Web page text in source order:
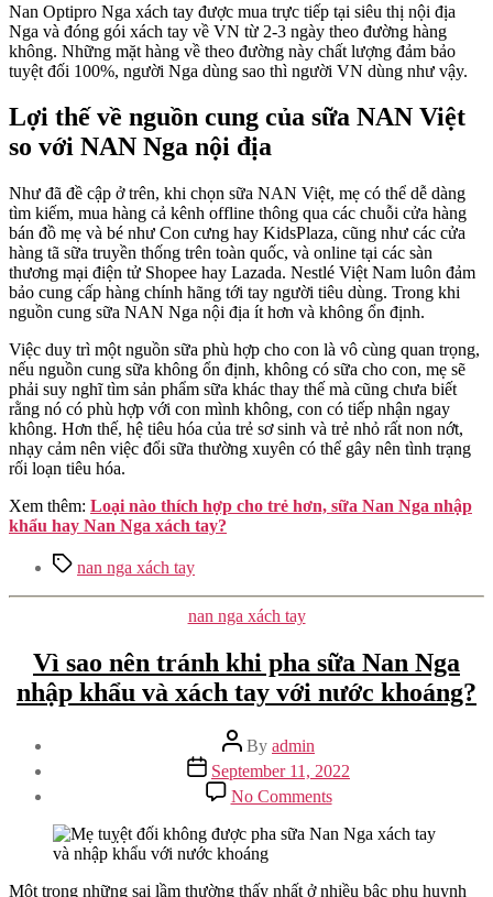
Nan Optipro Nga xách tay được mua trực tiếp tại siêu thị nội địa
Nga và đóng gói xách tay về VN từ 2-3 ngày theo đường hàng
không. Những mặt hàng về theo đường này chất lượng đảm bảo
tuyệt đối 100%, người Nga dùng sao thì người VN dùng như vậy.
Lợi thế về nguồn cung của sữa NAN Việt
so với NAN Nga nội địa
Như đã đề cập ở trên, khi chọn sữa NAN Việt, mẹ có thể dễ dàng
tìm kiếm, mua hàng cả kênh offline thông qua các chuỗi cửa hàng
bán đồ mẹ và bé như Con cưng hay KidsPlaza, cũng như các cửa
hàng tã sữa truyền thống trên toàn quốc, và online tại các sàn
thương mại điện tử Shopee hay Lazada. Nestlé Việt Nam luôn đảm
bảo cung cấp hàng chính hãng tới tay người tiêu dùng. Trong khi
nguồn cung sữa NAN Nga nội địa ít hơn và không ổn định.
Việc duy trì một nguồn sữa phù hợp cho con là vô cùng quan trọng,
nếu nguồn cung sữa không ổn định, không có sữa cho con, mẹ sẽ
phải suy nghĩ tìm sản phẩm sữa khác thay thế mà cũng chưa biết
rằng nó có phù hợp với con mình không, con có tiếp nhận ngay
không. Hơn thế, hệ tiêu hóa của trẻ sơ sinh và trẻ nhỏ rất non nớt,
nhạy cảm nên việc đổi sữa thường xuyên có thể gây nên tình trạng
rối loạn tiêu hóa.
Xem thêm: Loại nào thích hợp cho trẻ hơn, sữa Nan Nga nhập
khẩu hay Nan Nga xách tay?
Tagsnan nga xách tay
Categories
nan nga xách tay
Vì sao nên tránh khi pha sữa Nan Nga
nhập khẩu và xách tay với nước khoáng?
Post
author
By admin
Post
date
September 11, 2022
No Commentson
Vì
sao
khi
Một trong những sai lầm thường thấy nhất ở nhiều bậc phụ huynh